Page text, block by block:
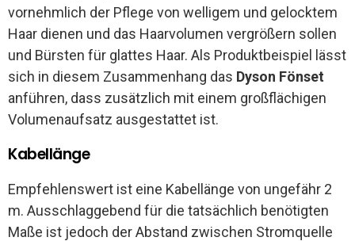
vornehmlich der Pflege von welligem und gelocktem
Haar dienen und das Haarvolumen vergrößern sollen
und Bürsten für glattes Haar. Als Produktbeispiel lässt
sich in diesem Zusammenhang das Dyson Fönset
anführen, dass zusätzlich mit einem großflächigen
Volumenaufsatz ausgestattet ist.
Kabellänge
Empfehlenswert ist eine Kabellänge von ungefähr 2
m. Ausschlaggebend für die tatsächlich benötigten
Maße ist jedoch der Abstand zwischen Stromquelle